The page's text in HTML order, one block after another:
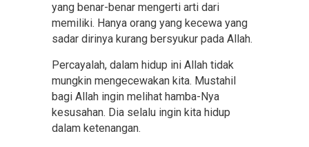
yang benar-benar mengerti arti dari
memiliki. Hanya orang yang kecewa yang
sadar dirinya kurang bersyukur pada Allah.
Percayalah, dalam hidup ini Allah tidak
mungkin mengecewakan kita. Mustahil
bagi Allah ingin melihat hamba-Nya
kesusahan. Dia selalu ingin kita hidup
dalam ketenangan.